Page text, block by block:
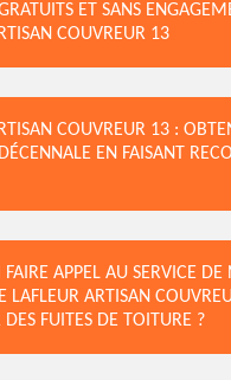
ET SANS
COUVREUR 13
COUVREUR 13 :
EN FAISANT
APPEL AU SERVICE DE
LAFLEUR ARTISAN
DES FUITES DE TOITURE ?